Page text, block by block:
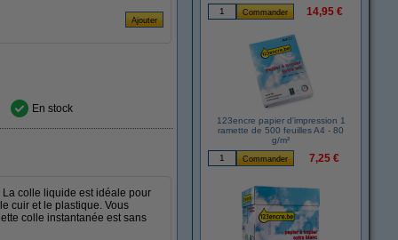
En stock
colle liquide est idéale pour
cuir et le plastique. Vous
colle instantanée est sans
14,95 €
123encre papier d'impression 1
ramette de 500 feuilles A4 - 80
g/m²
7,25 €